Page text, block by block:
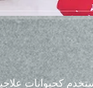
كحيوانات